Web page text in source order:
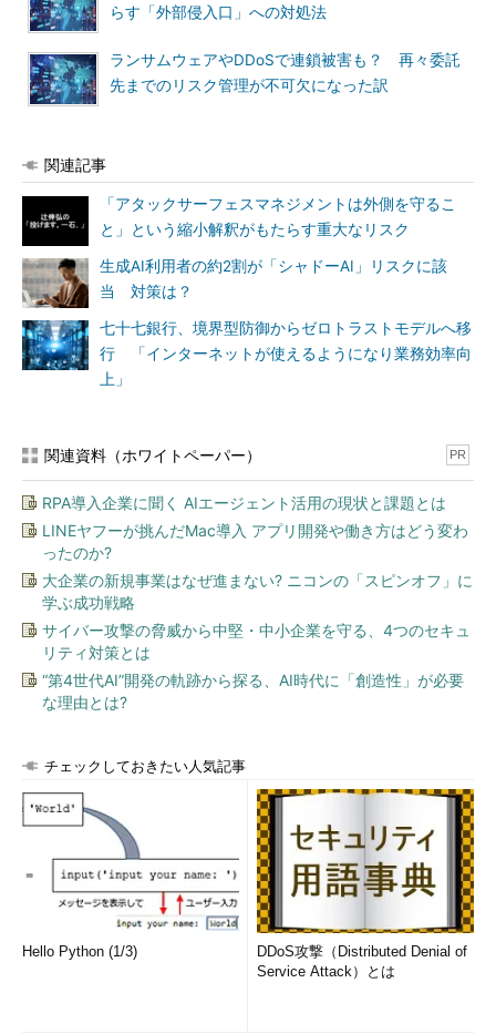
らす「外部侵入口」への対処法
ランサムウェアやDDoSで連鎖被害も？ 再々委託
先までのリスク管理が不可欠になった訳
関連記事
「アタックサーフェスマネジメントは外側を守るこ
と」という縮小解釈がもたらす重大なリスク
生成AI利用者の約2割が「シャドーAI」リスクに該
当 対策は？
七十七銀行、境界型防御からゼロトラストモデルへ移
行 「インターネットが使えるようになり業務効率向
上」
関連資料（ホワイトペーパー） PR
RPA導入企業に聞く AIエージェント活用の現状と課題とは
LINEヤフーが挑んだMac導入 アプリ開発や働き方はどう変わ
ったのか?
大企業の新規事業はなぜ進まない? ニコンの「スピンオフ」に
学ぶ成功戦略
サイバー攻撃の脅威から中堅・中小企業を守る、4つのセキュ
リティ対策とは
“第4世代AI”開発の軌跡から探る、AI時代に「創造性」が必要
な理由とは?
チェックしておきたい人気記事
Hello Python (1/3)
DDoS攻撃（Distributed Denial of
Service Attack）とは